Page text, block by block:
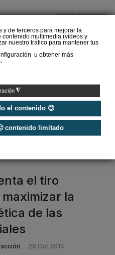
y de terceros para mejorar la
multimedia (vídeos y
nuestro tráfico para mantener tus
u obtener más
◮
el contenido 😊
contenido limitado
PRESUPUESTOS
por ellas?
el tiro
la
de las
28 Oct 2014